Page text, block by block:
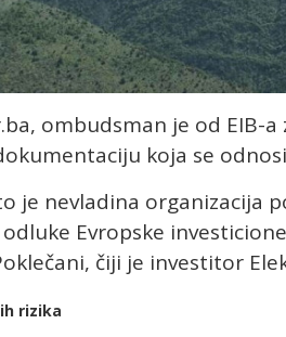
ombudsman je od EIB-
koja se
je nevladina organizacija
Evropske
čiji je investitor
rizika